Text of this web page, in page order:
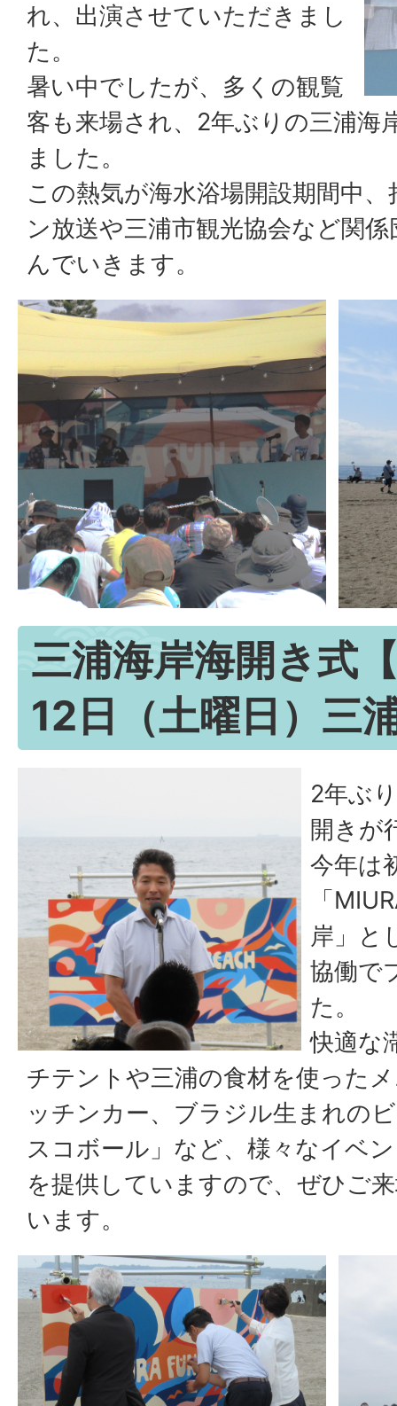
れ、出演させていただきまし
た。
暑い中でしたが、多くの観覧
客も来場され、2年ぶりの三浦海
ました。
この熱気が海水浴場開設期間中
ン放送や三浦市観光協会など関
んでいきます。
三浦海岸海開き式
12日（土曜日）三
2年ぶ
開きが
今年は
「
岸」と
協働で
た。
快適な
チテントや三浦の食材を使った
ッチンカー、ブラジル生まれの
スコボール」など、様々なイベ
を提供していますので、ぜひご
います。